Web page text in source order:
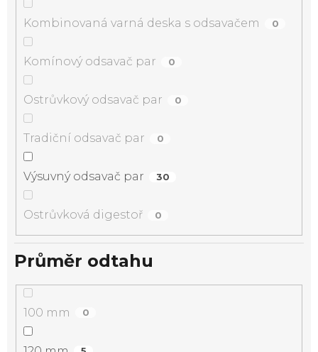
Kombinovaná varná deska s odsavačem 0
Komínový odsavač par 0
Ostrůvkový odsavač par 0
Tradiční odsavač par 0
Výsuvný odsavač par 30
Ostrůvková digestoř 0
Průměr odtahu
100 mm 0